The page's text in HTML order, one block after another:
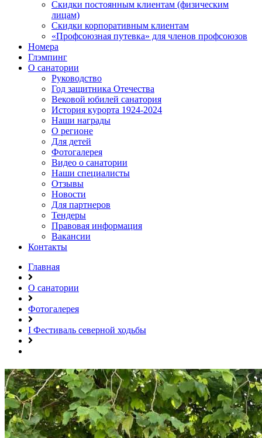
Скидки постоянным клиентам (физическим
лицам)
Скидки корпоративным клиентам
«Профсоюзная путевка» для членов профсоюзов
Номера
Глэмпинг
О санатории
Руководство
Год защитника Отечества
Вековой юбилей санатория
История курорта 1924-2024
Наши награды
О регионе
Для детей
Фотогалерея
Видео о санатории
Наши специалисты
Отзывы
Новости
Для партнеров
Тендеры
Правовая информация
Вакансии
Контакты
Главная
О санатории
Фотогалерея
I Фестиваль северной ходьбы